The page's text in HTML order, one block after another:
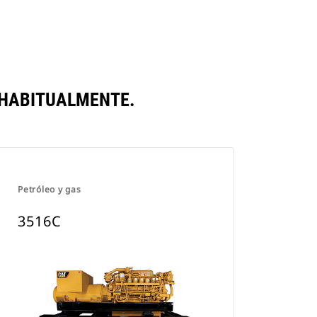
Petróleo y gas
3516C